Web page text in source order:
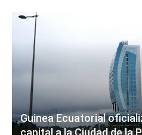
Guinea Ecuatorial
capital a la Ciudad de la